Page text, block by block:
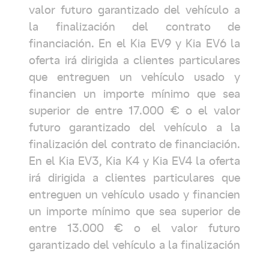
valor futuro garantizado del vehículo a
la finalización del contrato de
financiación. En el Kia EV9 y Kia EV6 la
oferta irá dirigida a clientes particulares
que entreguen un vehículo usado y
financien un importe mínimo que sea
superior de entre 17.000 € o el valor
futuro garantizado del vehículo a la
finalización del contrato de financiación.
En el Kia EV3, Kia K4 y Kia EV4 la oferta
irá dirigida a clientes particulares que
entreguen un vehículo usado y financien
un importe mínimo que sea superior de
entre 13.000 € o el valor futuro
garantizado del vehículo a la finalización